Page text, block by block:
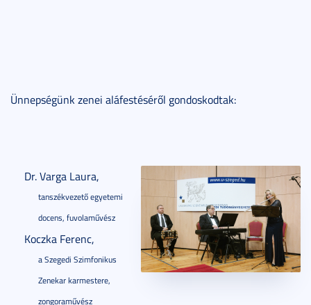
Ünnepségünk zenei aláfestéséről gondoskodtak:
Dr. Varga Laura,
tanszékvezető egyetemi
docens, fuvolaművész
Koczka Ferenc,
a Szegedi Szimfonikus
Zenekar karmestere,
zongoraművész